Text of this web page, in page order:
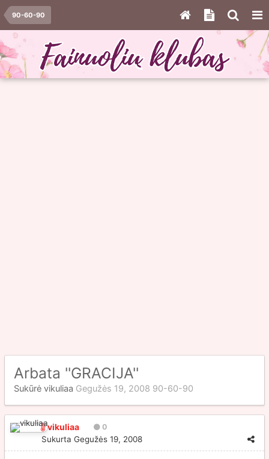
90-60-90
Arbata ''GRACIJA''
Sukūrė vikuliaa Gegužės 19, 2008 90-60-90
vikuliaa 0
Sukurta Gegužės 19, 2008